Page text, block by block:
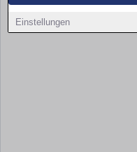
Einstellungen